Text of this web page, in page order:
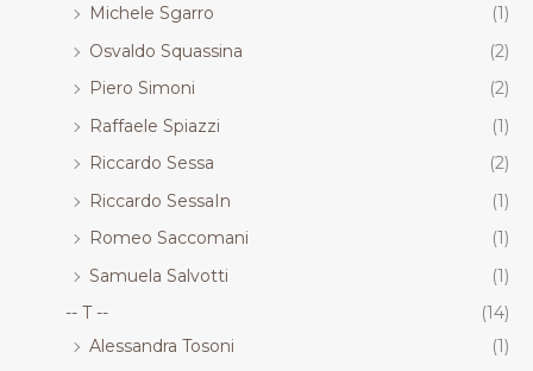
Michele Sgarro
(1)
Osvaldo Squassina
(2)
Piero Simoni
(2)
Raffaele Spiazzi
(1)
Riccardo Sessa
(2)
Riccardo SessaIn
(1)
Romeo Saccomani
(1)
Samuela Salvotti
(1)
-- T --
(14)
Alessandra Tosoni
(1)